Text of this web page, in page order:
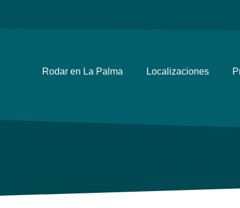
Rodar en La Palma Localizaciones